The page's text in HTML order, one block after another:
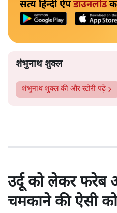
सत्य हिन्दी ऐपडाउनलोड
शंभुनाथ शुक्ल
शंभुनाथ शुक्लकी और स्टोरी पढ़ें
उर्दू को लेकर फरेब
चमकाने की ऐसी